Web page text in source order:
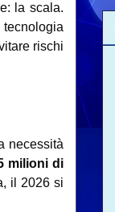
la scala.
rischi
necessità
milioni di
il 2026 si